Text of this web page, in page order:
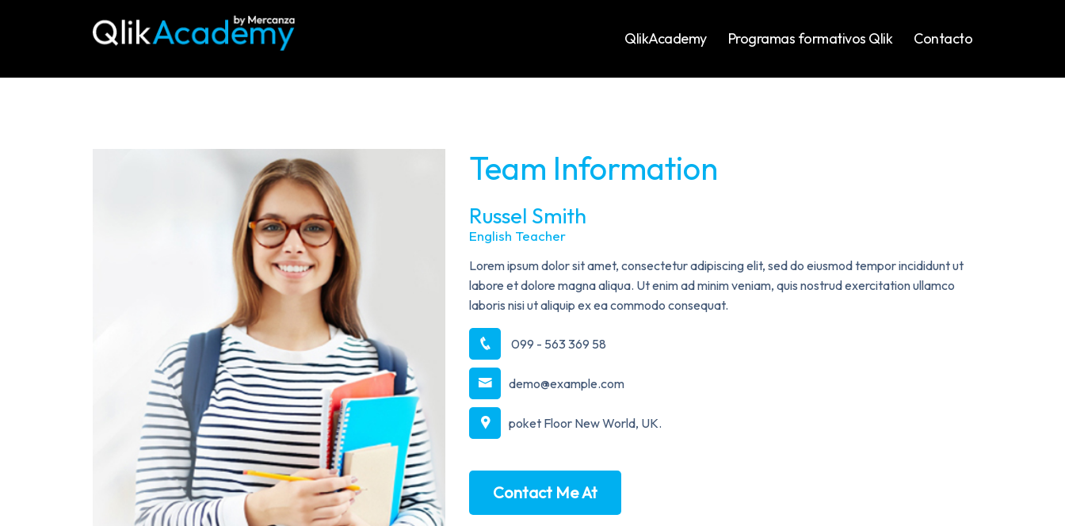
QlikAcademy Programas formativos Qlik Contacto
Team Information
Russel Smith
English Teacher
Lorem ipsum dolor sit amet, consectetur adipiscing elit, sed do eiusmod tempor incididunt ut
labore et dolore magna aliqua. Ut enim ad minim veniam, quis nostrud exercitation ullamco
laboris nisi ut aliquip ex ea commodo consequat.
099 - 563 369 58
demo@example.com
poket Floor New World, UK.
Contact Me At